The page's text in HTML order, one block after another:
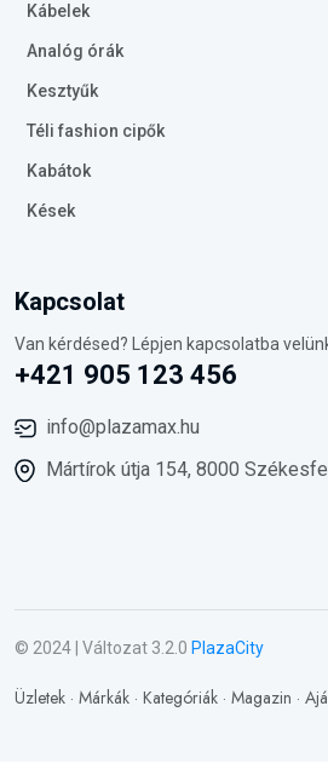
Kábelek
Analóg órák
Kesztyűk
Téli fashion cipők
Kabátok
Kések
Kapcsolat
Van kérdésed? Lépjen kapcsolatba
+421 905 123 456
info@plazamax.hu
Mártírok útja 154, 8000
© 2024 | Változat 3.2.0 PlazaCity
Üzletek · Márkák · Kategóriák · Magazin ·